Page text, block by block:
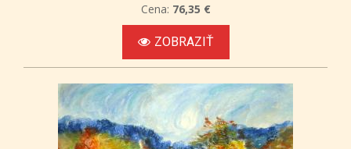
Cena: 76,35 €
ZOBRAZIŤ